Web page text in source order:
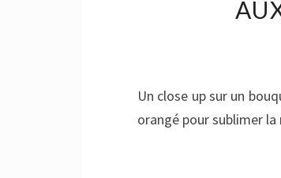
Un close up sur un
orangé pour sublimer la